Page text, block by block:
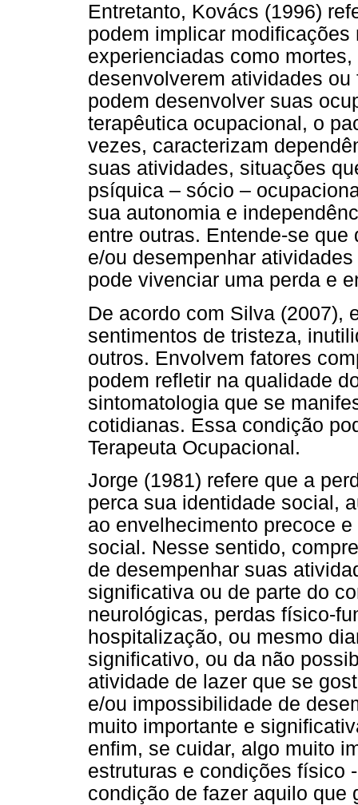
Entretanto, Kovács (1996)
podem implicar
experienciadas como
desenvolverem atividades
podem desenvolver suas
terapêutica ocupacional, o
vezes, caracterizam
suas atividades, situações
psíquica – sócio –
sua autonomia e
entre outras. Entende-se
e/ou desempenhar
pode vivenciar uma perda e
De acordo com Silva (2007),
sentimentos de tristeza,
outros. Envolvem fatores
podem refletir na qualidade
sintomatologia que se
cotidianas. Essa condição
Terapeuta Ocupacional.
Jorge (1981) refere que a
perca sua identidade social,
ao envelhecimento precoce
social. Nesse sentido,
de desempenhar suas
significativa ou de parte do
neurológicas, perdas físico-
hospitalização, ou mesmo
significativo, ou da não
atividade de lazer que se
e/ou impossibilidade de
muito importante e
enfim, se cuidar, algo muito
estruturas e condições físico
condição de fazer aquilo que